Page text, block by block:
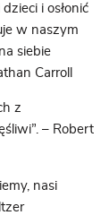
i osłonić
w naszym
siebie
Carroll
z
– Robert
nasi